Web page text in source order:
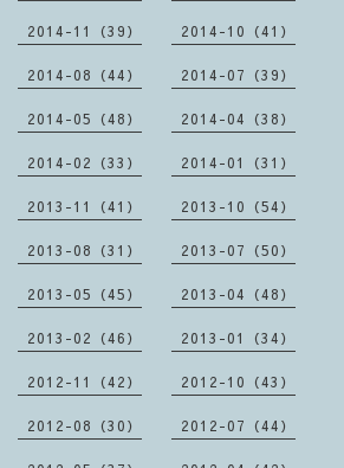
2014-11（39） 2014-10（41）
2014-08（44） 2014-07（39）
2014-05（48） 2014-04（38）
2014-02（33） 2014-01（31）
2013-11（41） 2013-10（54）
2013-08（31） 2013-07（50）
2013-05（45） 2013-04（48）
2013-02（46） 2013-01（34）
2012-11（42） 2012-10（43）
2012-08（30） 2012-07（44）